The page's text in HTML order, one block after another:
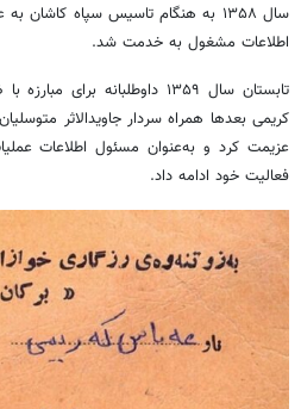
سال ۱۳۵۸ به هنگام تاسیس سپاه
اطلاعات مشغول به خدمت شد.
تابستان سال ۱۳۵۹ داوطلبانه
کریمی بعدها همراه سردار جاویدالاثر
عزیمت کرد و به‌عنوان مسئول اطلاعات
فعالیت خود ادامه داد.